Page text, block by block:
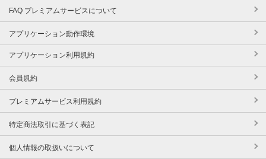
FAQ プレミアムサービスについて
アプリケーション動作環境
アプリケーション利用規約
会員規約
プレミアムサービス利用規約
特定商法取引に基づく表記
個人情報の取扱いについて